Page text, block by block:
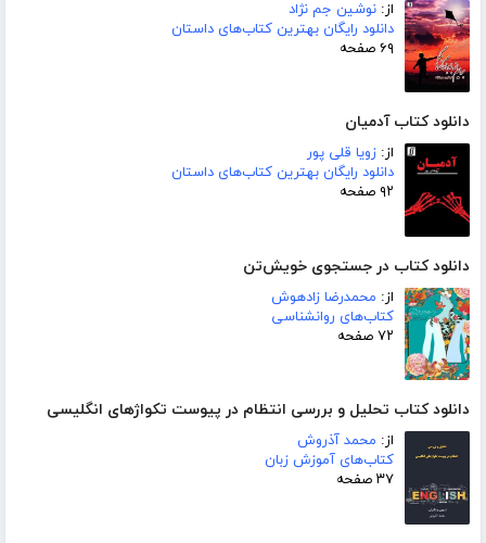
از: نوشین جم نژاد
دانلود رایگان بهترین کتاب‌های داستان
۶۹ صفحه
دانلود کتاب آدمیان
از: زویا قلی پور
دانلود رایگان بهترین کتاب‌های داستان
۹۲ صفحه
دانلود کتاب در جستجوی خویش‌تن
از: محمدرضا زادهوش
کتاب‌های روانشناسی
۷۲ صفحه
دانلود کتاب تحلیل و بررسی انتظام در پیوست تکواژهای انگلیسی
از: محمد آذروش
کتاب‌های آموزش زبان
۳۷ صفحه